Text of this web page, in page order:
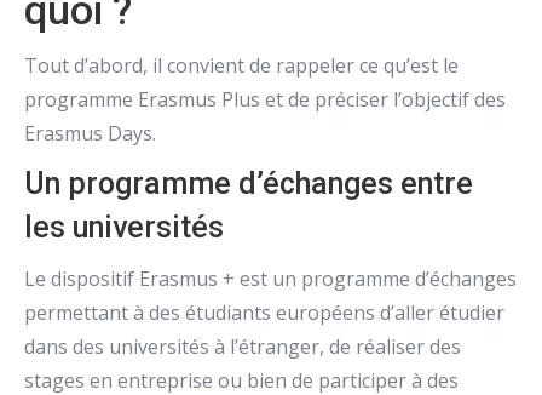
quoi ?
Tout d’abord, il convient de rappeler ce qu’est le
programme Erasmus Plus et de préciser l’objectif des
Erasmus Days.
Un programme d’échanges entre
les universités
Le dispositif Erasmus + est un programme d’échanges
permettant à des étudiants européens d’aller étudier
dans des universités à l’étranger, de réaliser des
stages en entreprise ou bien de participer à des